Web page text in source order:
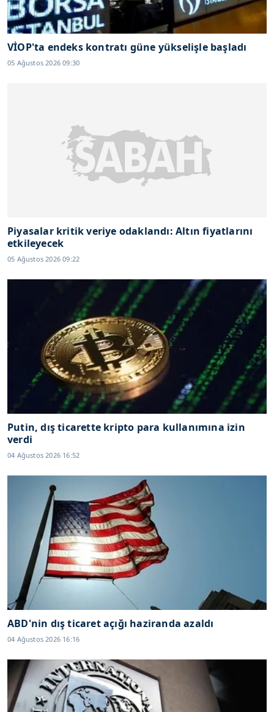
VİOP'ta endeks kontratı güne yükselişle başladı
05 Ağustos 2026 09:30
Piyasalar kritik veriye odaklandı: Altın fiyatlarını
etkileyecek
05 Ağustos 2026 09:22
Putin, dış ticarette kripto para kullanımına izin
verdi
04 Ağustos 2026 16:52
ABD'nin dış ticaret açığı haziranda azaldı
04 Ağustos 2026 16:16